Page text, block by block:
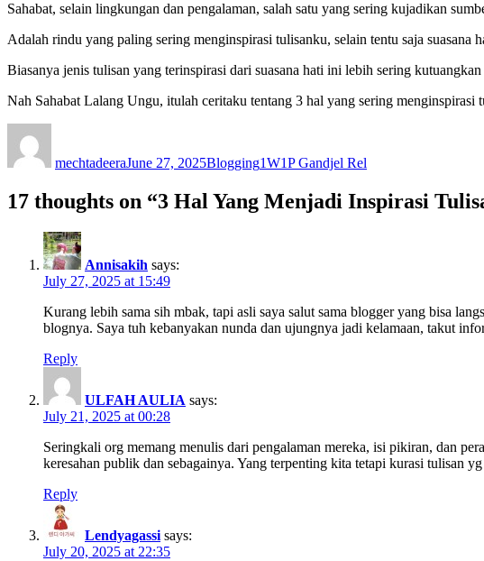
Sahabat, selain lingkungan dan pengalaman, salah satu yang sering kujadikan
Adalah rindu yang paling sering menginspirasi tulisanku, selain tentu saja suasana
Biasanya jenis tulisan yang terinspirasi dari suasana hati ini lebih sering
Nah Sahabat Lalang Ungu, itulah ceritaku tentang 3 hal yang sering
mechtadeeraJune 27, 2025Blogging1W1P Gandjel Rel
17 thoughts on “3 Hal Yang Menjadi Inspirasi
Annisakih says:
July 27, 2025 at 15:49
Kurang lebih sama sih mbak, tapi asli saya salut sama blogger yang bisa
blognya. Saya tuh kebanyakan nunda dan ujungnya jadi kelamaan, takut
Reply
ULFAH AULIA says:
July 21, 2025 at 00:28
Seringkali org memang menulis dari pengalaman mereka, isi pikiran, dan
keresahan publik dan sebagainya. Yang terpenting kita tetapi kurasi tulisan
Reply
Lendyagassi says:
July 20, 2025 at 22:35